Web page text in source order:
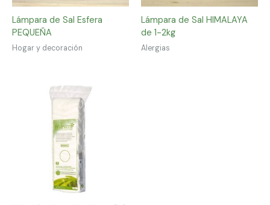
Lámpara de Sal Esfera
PEQUEÑA
Hogar y decoración
Lámpara de Sal HIMALAYA
de 1-2kg
Alergias